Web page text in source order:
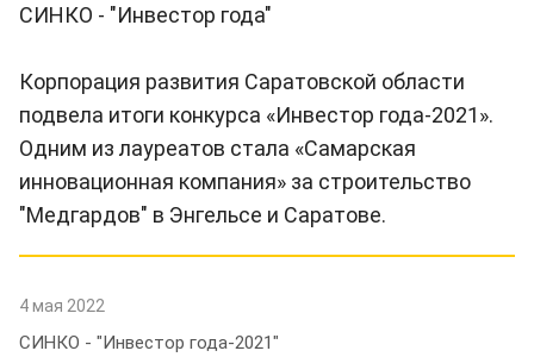
СИНКО - "Инвестор года"
Корпорация развития Саратовской области
подвела итоги конкурса «Инвестор года-2021».
Одним из лауреатов стала «Самарская
инновационная компания» за строительство
"Медгардов" в Энгельсе и Саратове.
4 мая 2022
СИНКО - "Инвестор года-2021"